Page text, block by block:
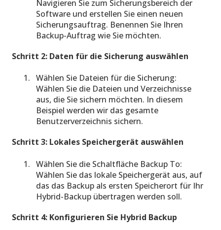
Navigieren Sie zum Sicherungsbereich der
Software und erstellen Sie einen neuen
Sicherungsauftrag. Benennen Sie Ihren
Backup-Auftrag wie Sie möchten.
Schritt 2: Daten für die Sicherung auswählen
Wählen Sie Dateien für die Sicherung:
Wählen Sie die Dateien und Verzeichnisse
aus, die Sie sichern möchten. In diesem
Beispiel werden wir das gesamte
Benutzerverzeichnis sichern.
Schritt 3: Lokales Speichergerät auswählen
Wählen Sie die Schaltfläche Backup To:
Wählen Sie das lokale Speichergerät aus, auf
das das Backup als ersten Speicherort für Ihr
Hybrid-Backup übertragen werden soll.
Schritt 4: Konfigurieren Sie Hybrid Backup